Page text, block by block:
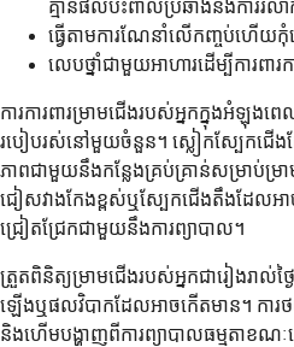
គ្មានផលប៉ះពាល់ប្រឆាំងនឹងការរលា
ធ្វើតាមការណែនាំលើកញ្ចប់ហើ
លេបថ្នាំជាមួយអាហារដើម្បីការពារ
ការការពារម្រាមជើងរបស់អ្នកក្នុងអំឡុងពេ
របៀបរស់នៅមួយចំនួន។ ស្លៀកស្បែកជើង
ភាពជាមួយនឹងកន្លែងគ្រប់គ្រាន់សម្រាប់ម្
ជៀសវាងកែងខ្ពស់ឬស្បែកជើងតឹងដែលអាច
ជ្រៀតជ្រែកជាមួយនឹងការព្យាបាល។
ត្រួតពិនិត្យម្រាមជើងរបស់អ្នកជារៀងរាល់ថ្
ឡើងឬផលវិបាកដែលអាចកើតមាន។ ការ
និងហើមបង្ហាញពីការព្យាបាលធម្មតាខ